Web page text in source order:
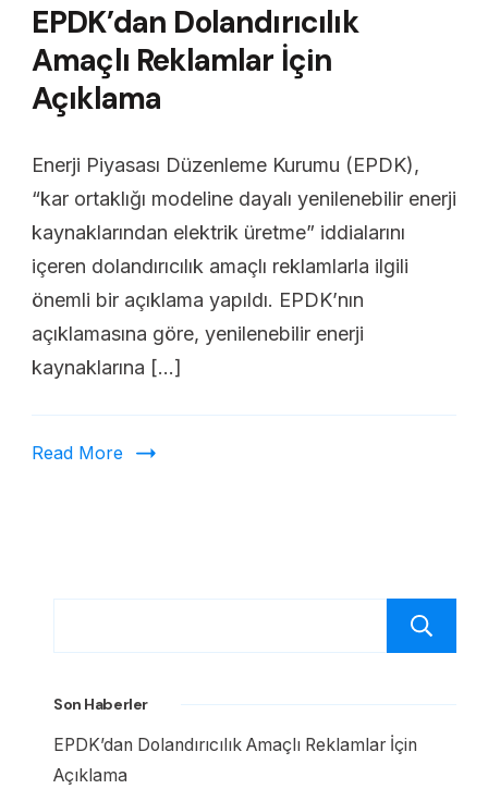
EPDK’dan Dolandırıcılık
Amaçlı Reklamlar İçin
Açıklama
Enerji Piyasası Düzenleme Kurumu (EPDK),
“kar ortaklığı modeline dayalı yenilenebilir enerji
kaynaklarından elektrik üretme” iddialarını
içeren dolandırıcılık amaçlı reklamlarla ilgili
önemli bir açıklama yapıldı. EPDK’nın
açıklamasına göre, yenilenebilir enerji
kaynaklarına […]
Read More
Son Haberler
EPDK’dan Dolandırıcılık Amaçlı Reklamlar İçin
Açıklama